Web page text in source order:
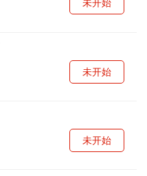
未开始
未开始
未开始